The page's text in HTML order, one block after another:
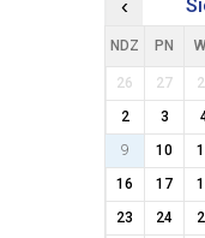
‹
NDZ PN
26 27
2
3
9
10
16
17
23
24